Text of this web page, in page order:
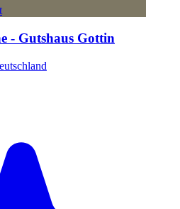
- Gutshaus Gottin